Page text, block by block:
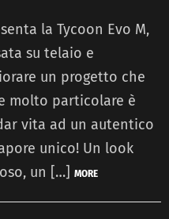
la Tycoon Evo M,
su telaio e
un progetto che
molto particolare è
vita ad un autentico
unico! Un look
un […] MORE